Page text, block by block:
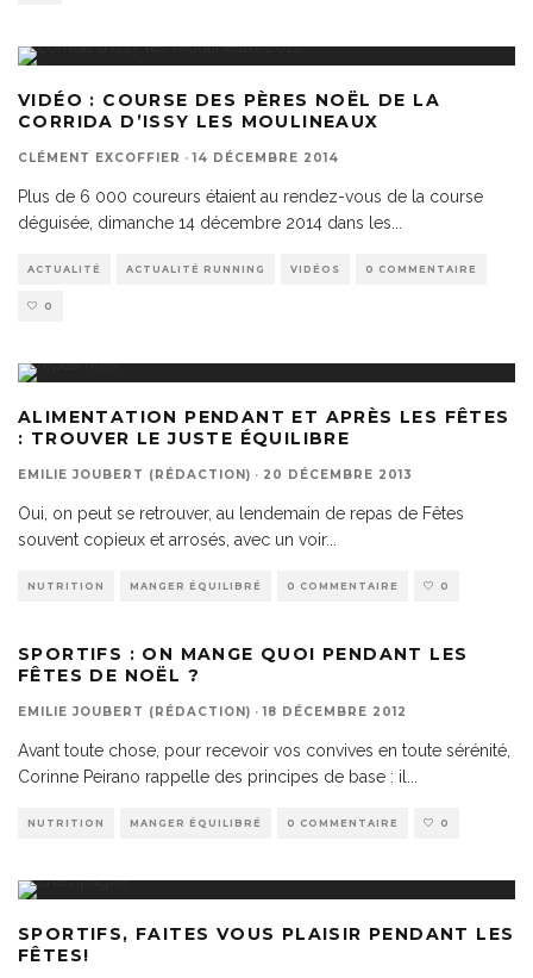
VIDÉO : COURSE DES PÈRES NOËL DE LA
CORRIDA D’ISSY LES MOULINEAUX
CLÉMENT EXCOFFIER · 14 DÉCEMBRE 2014
Plus de 6 000 coureurs étaient au rendez-vous de la course
déguisée, dimanche 14 décembre 2014 dans les
ACTUALITÉ ACTUALITÉ RUNNING VIDÉOS 0 COMMENTAIRE
0
ALIMENTATION PENDANT ET APRÈS LES FÊTES
: TROUVER LE JUSTE ÉQUILIBRE
EMILIE JOUBERT (RÉDACTION) · 20 DÉCEMBRE 2013
Oui, on peut se retrouver, au lendemain de repas de Fêtes
souvent copieux et arrosés, avec un voir...
NUTRITION MANGER ÉQUILIBRÉ 0 COMMENTAIRE 0
SPORTIFS : ON MANGE QUOI PENDANT LES
FÊTES DE NOËL ?
EMILIE JOUBERT (RÉDACTION) · 18 DÉCEMBRE 2012
Avant toute chose, pour recevoir vos convives en toute sérénité,
Corinne Peirano rappelle des principes de base : il
NUTRITION MANGER ÉQUILIBRÉ 0 COMMENTAIRE 0
SPORTIFS, FAITES VOUS PLAISIR PENDANT LES
FÊTES!